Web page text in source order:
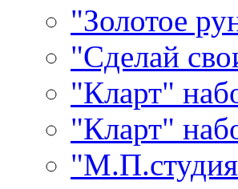
"Золотое
"Сделай
"Кларт"
"Кларт"